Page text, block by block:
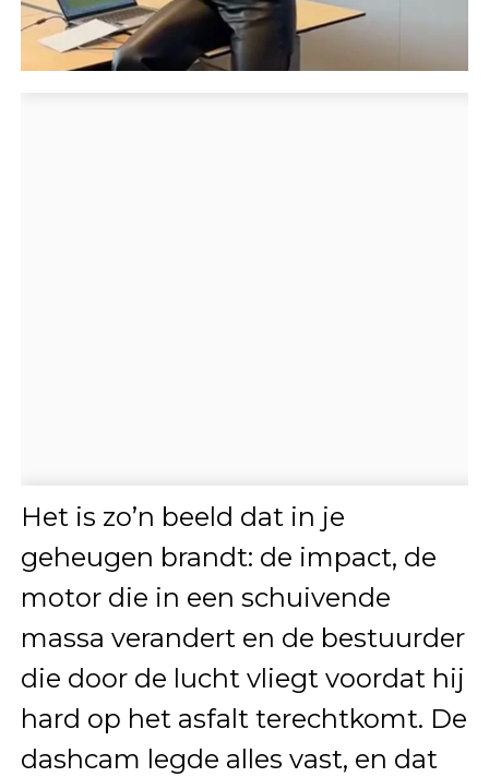
Het is zo’n beeld dat in je
geheugen brandt: de impact, de
motor die in een schuivende
massa verandert en de bestuurder
die door de lucht vliegt voordat hij
hard op het asfalt terechtkomt. De
dashcam legde alles vast, en dat